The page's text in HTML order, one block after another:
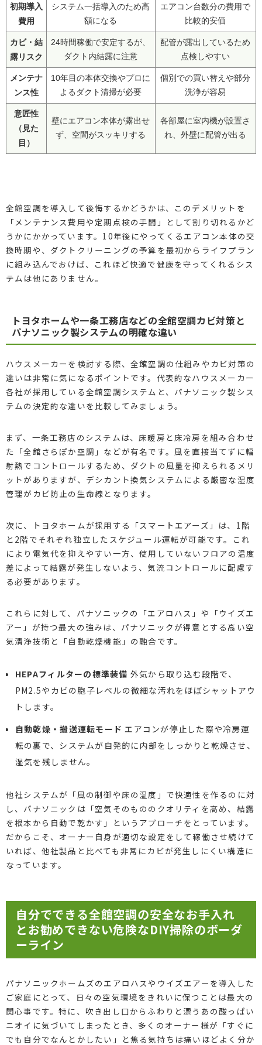
初期導入
費用
システム一括導入のため高
額になる
エアコン台数分の費用で
比較的安価
カビ・結
露リスク
24時間稼働で安定するが、
ダクト内結露に注意
配管が露出しているため
点検しやすい
メンテナ
ンス性
10年目の本体交換やプロに
よるダクト清掃が必要
個別での買い替えや部分
洗浄が容易
意匠性
（見た
目）
壁にエアコン本体が露出せ
ず、空間がスッキリする
各部屋に室内機が設置さ
れ、外壁に配管が出る
全館空調を導入して後悔するかどうかは、このデメリットを
「メンテナンス費用や定期点検の手間」として割り切れるかど
うかにかかっています。10年後にやってくるエアコン本体の交
換時期や、ダクトクリーニングの予算を最初からライフプラン
に組み込んでおけば、これほど快適で健康を守ってくれるシス
テムは他にありません。
トヨタホームや一条工務店などの全館空調カビ対策と
パナソニック製システムの明確な違い
ハウスメーカーを検討する際、全館空調の仕組みやカビ対策の
違いは非常に気になるポイントです。代表的なハウスメーカー
各社が採用している全館空調システムと、パナソニック製シス
テムの決定的な違いを比較してみましょう。
まず、一条工務店のシステムは、床暖房と床冷房を組み合わせ
た「全館さらぽか空調」などが有名です。風を直接当てずに輻
射熱でコントロールするため、ダクトの風量を抑えられるメリ
ットがありますが、デシカント換気システムによる厳密な湿度
管理がカビ防止の生命線となります。
次に、トヨタホームが採用する「スマートエアーズ」は、1階
と2階でそれぞれ独立したスケジュール運転が可能です。これ
により電気代を抑えやすい一方、使用していないフロアの温度
差によって結露が発生しないよう、気流コントロールに配慮す
る必要があります。
これらに対して、パナソニックの「エアロハス」や「ウイズエ
アー」が持つ最大の強みは、パナソニックが得意とする高い空
気清浄技術と「自動乾燥機能」の融合です。
HEPAフィルターの標準装備 外気から取り込む段階で、
PM2.5やカビの胞子レベルの微細な汚れをほぼシャットアウ
トします。
自動乾燥・搬送運転モード エアコンが停止した際や冷房運
転の裏で、システムが自発的に内部をしっかりと乾燥させ、
湿気を残しません。
他社システムが「風の制御や床の温度」で快適性を作るのに対
し、パナソニックは「空気そのもののクオリティを高め、結露
を根本から自動で乾かす」というアプローチをとっています。
だからこそ、オーナー自身が適切な設定をして稼働させ続けて
いれば、他社製品と比べても非常にカビが発生しにくい構造に
なっています。
自分でできる全館空調の安全なお手入れ
とお勧めできない危険なDIY掃除のボーダ
ーライン
パナソニックホームズのエアロハスやウイズエアーを導入した
ご家庭にとって、日々の空気環境をきれいに保つことは最大の
関心事です。特に、吹き出し口からふわりと漂うあの酸っぱい
ニオイに気づいてしまったとき、多くのオーナー様が「すぐに
でも自分でなんとかしたい」と焦る気持ちは痛いほどよく分か